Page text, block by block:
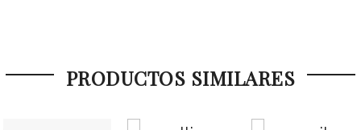
PRODUCTOS SIMILARES